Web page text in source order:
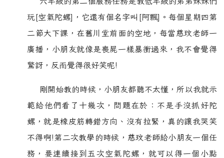
玩[空氣陀螺]，它還有個名字叫[阿飄]。每個星期四第
二節大下課，在舊川堂前面的空地，每當慈玟老師一
廣播，小朋友就像是喪屍一樣暴衝過來，我不會覺得
驚訝，反而覺得很好笑呢!
剛開始教的時候，小朋友都聽不太懂，所以我就示
範給他們看了十幾次，問題在於：不是手沒抓好陀
螺，就是橡皮筋轉錯方向、沒有拉緊，真的讓我哭笑
不得啊!第二次教學的時候，慈玟老師給小朋友一個任
務，要連續接到五次空氣陀螺，就可以得一個小點